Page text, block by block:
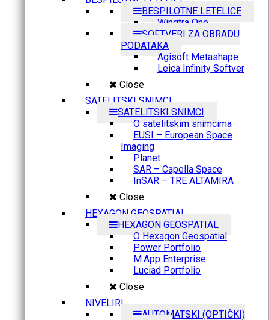
BESPILOTNE LETELICE
Wingtra One
SOFTVERI ZA OBRADU
PODATAKA
Agisoft Metashape
Leica Infinity Softver
Close
SATELITSKI SNIMCI
SATELITSKI SNIMCI
O satelitskim snimcima
EUSI – European Space
Imaging
Planet
SAR – Capella Space
InSAR – TRE ALTAMIRA
Close
HEXAGON GEOSPATIAL
HEXAGON GEOSPATIAL
O Hexagon Geospatial
Power Portfolio
M.App Enterprise
Luciad Portfolio
Close
NIVELIRI
AUTOMATSKI (OPTIČKI)